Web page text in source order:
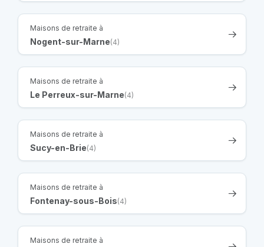
Maisons de retraite à
Nogent-sur-Marne(4)
Maisons de retraite à
Le Perreux-sur-Marne(4)
Maisons de retraite à
Sucy-en-Brie(4)
Maisons de retraite à
Fontenay-sous-Bois(4)
Maisons de retraite à